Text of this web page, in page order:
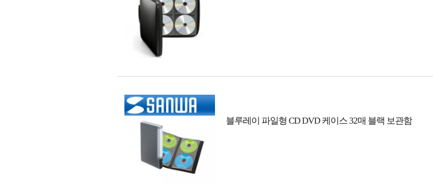
블루레이 파일형 CD DVD 케이스 32매 블랙 보관함